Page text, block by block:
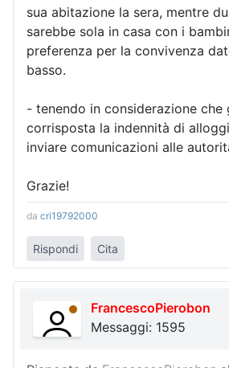
sua abitazione la sera, mentre
sarebbe sola in casa con i
preferenza per la convivenza
basso.
- tenendo in considerazione che
corrisposta la indennità di
inviare comunicazioni alle
Grazie!
da cri19792000
Rispondi Cita
FrancescoPierobon
Messaggi: 1595